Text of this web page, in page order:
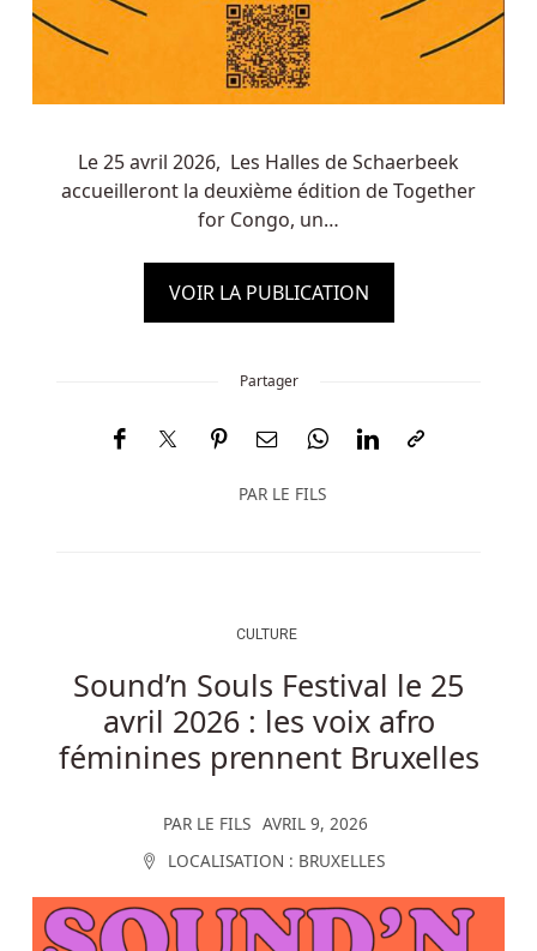
Le 25 avril 2026, Les Halles de Schaerbeek
accueilleront la deuxième édition de Together
for Congo, un…
VOIR LA PUBLICATION
Partager
PAR LE FILS
CULTURE
Sound’n Souls Festival le 25
avril 2026 : les voix afro
féminines prennent Bruxelles
PAR LE FILS AVRIL 9, 2026
LOCALISATION : BRUXELLES